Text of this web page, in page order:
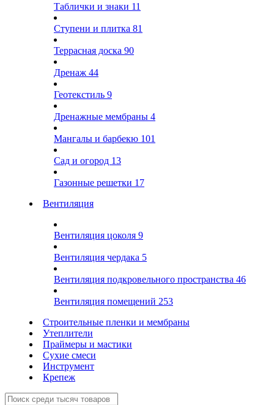
Таблички и знаки 11
Ступени и плитка 81
Террасная доска 90
Дренаж 44
Геотекстиль 9
Дренажные мембраны 4
Мангалы и барбекю 101
Сад и огород 13
Газонные решетки 17
Вентиляция
Вентиляция цоколя 9
Вентиляция чердака 5
Вентиляция подкровельного пространства 46
Вентиляция помещений 253
Строительные пленки и мембраны
Утеплители
Праймеры и мастики
Сухие смеси
Инструмент
Крепеж